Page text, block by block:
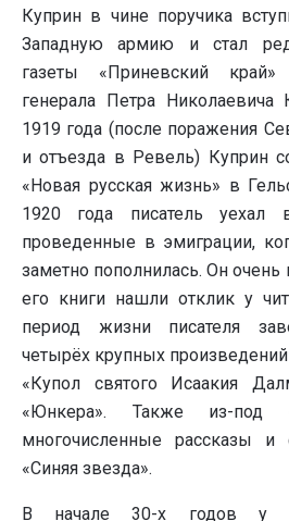
Куприн в чине поручика
Западную армию и стал
газеты «Приневский
генерала Петра Николаевича
1919 года (после поражения
и отъезда в Ревель) Куприн
«Новая русская жизнь» в
1920 года писатель
проведенные в эмиграции,
заметно пополнилась. Он очень
его книги нашли отклик у
период жизни писателя
четырёх крупных
«Купол святого Исаакия
«Юнкера». Также из-
многочисленные рассказы и
«Синяя звезда».
В начале 30-х годов у